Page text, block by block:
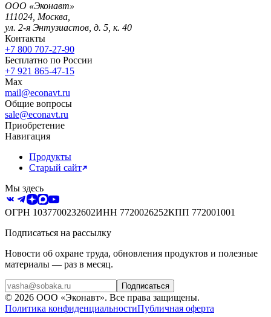
ООО «Эконавт»
111024 Москва
ул. 2-я Энтузиастов, д. 5, к. 40
Контакты
+7 800 707-27-90
Бесплатно по России
+7 921 865-47-15
Max
mail@econavt.ru
Общие вопросы
sale@econavt.ru
Приобретение
Навигация
Продукты
Старый сайт
Мы здесь
ОГРН 1037700232602ИНН 7720026252КПП 772001001
Подписаться на рассылку
Новости об охране труда, обновления продуктов и полезные
материалы — раз в месяц.
Подписаться
© 2026 ООО «Эконавт». Все права защищены.
Политика конфиденциальностиПубличная оферта